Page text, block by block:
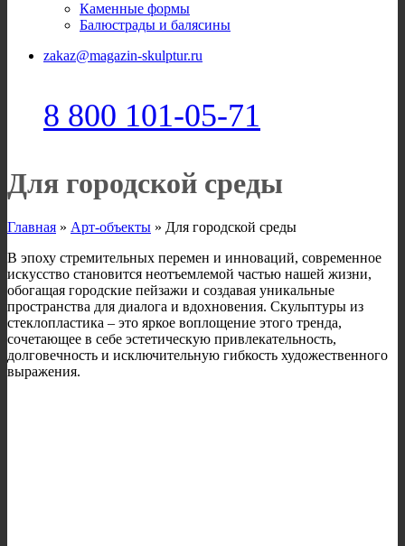
Каменные формы
Балюстрады и балясины
zakaz@magazin-skulptur.ru
8 800 101-05-71
Для городской среды
Главная » Арт-объекты » Для городской среды
В эпоху стремительных перемен и инноваций, современное
искусство становится неотъемлемой частью нашей жизни,
обогащая городские пейзажи и создавая уникальные
пространства для диалога и вдохновения. Скульптуры из
стеклопластика – это яркое воплощение этого тренда,
сочетающее в себе эстетическую привлекательность,
долговечность и исключительную гибкость художественного
выражения.